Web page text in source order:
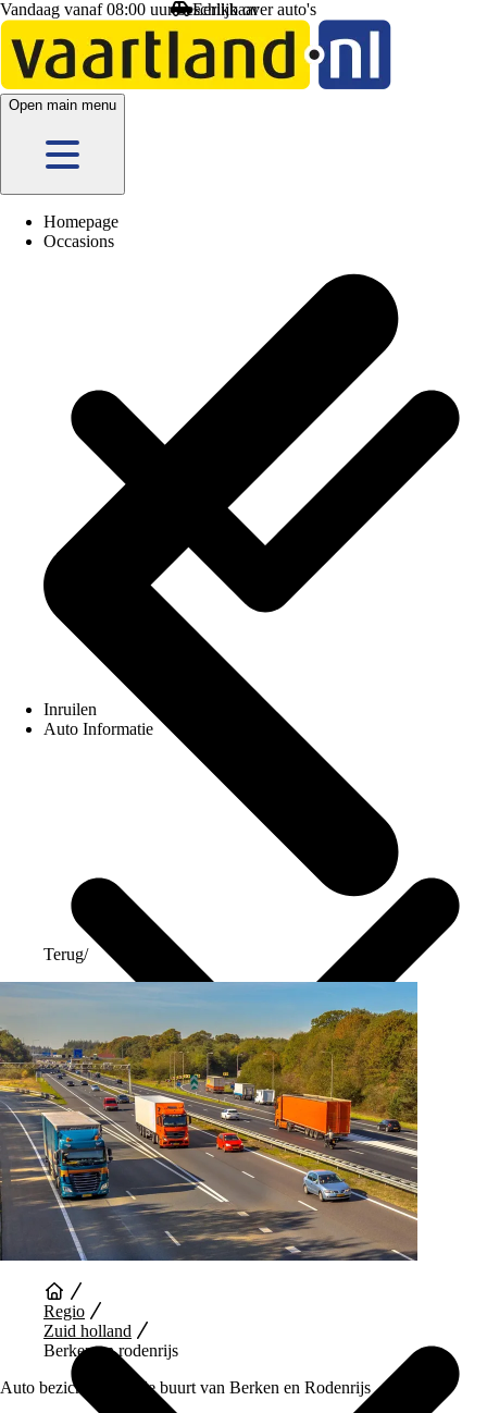
Vandaag vanaf 08:00 uur beschikbaar
Open main menu
Homepage
Occasions
Inruilen
Auto Informatie
Auto Diensten
Terug/
Regio
Zuid holland
Berken en rodenrijs
Auto bezichtigen in de buurt van Berken en Rodenrijs